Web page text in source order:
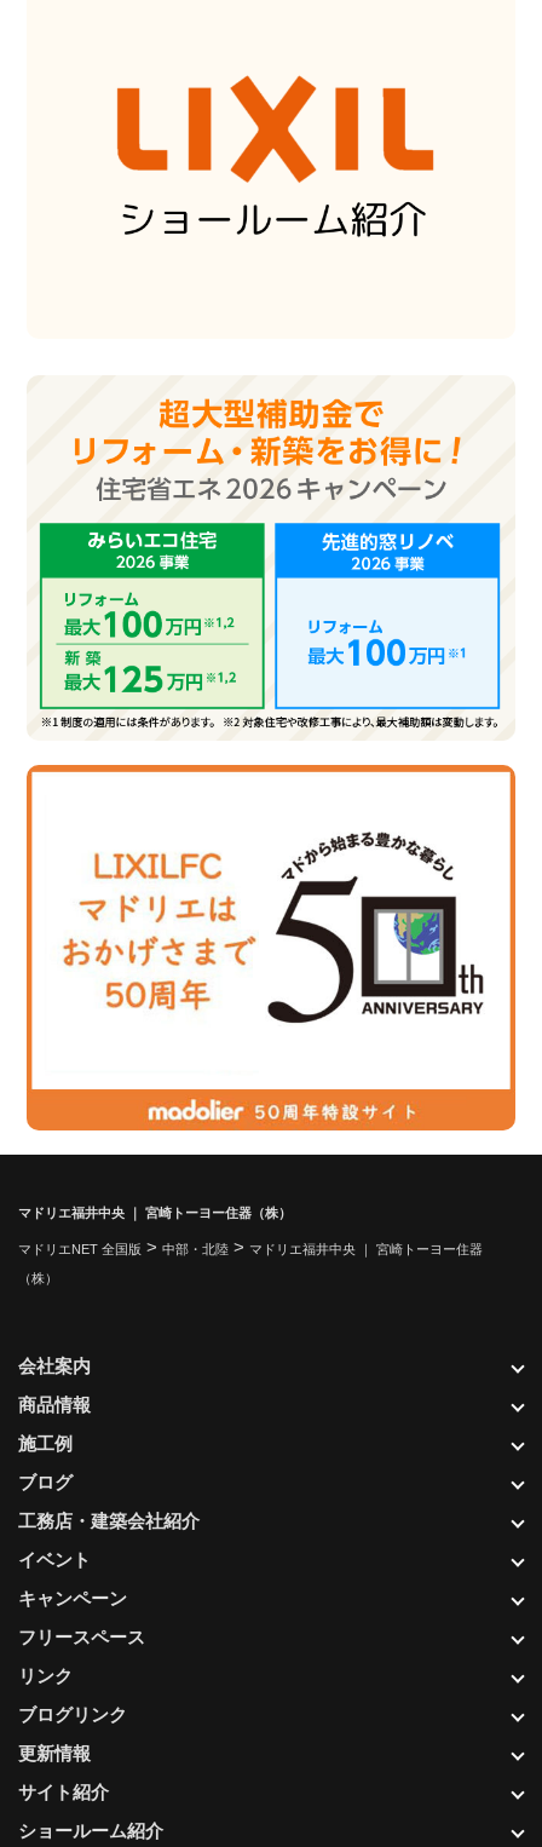
マドリエ福井中央 ｜ 宮崎トーヨー住器（株）
マドリエNET 全国版 > 中部・北陸 > マドリエ福井中央 ｜ 宮崎トーヨー住器
（株）
更新情報
サイト紹介
ショールーム紹介
会社案内
商品情報
施工例
ブログ
工務店・建築会社紹介
イベント
キャンペーン
フリースペース
リンク
ブログリンク